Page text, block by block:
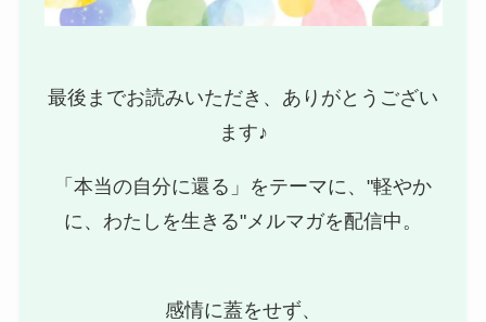
最後までお読みいただき、ありがとうござい
ます♪
「本当の自分に還る」をテーマに、"軽やか
に、わたしを生きる"メルマガを配信中。
感情に蓋をせず、